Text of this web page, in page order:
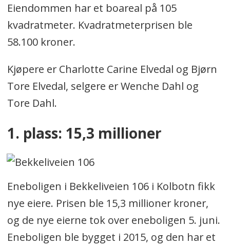
Eiendommen har et boareal på 105
kvadratmeter. Kvadratmeterprisen ble
58.100 kroner.
Kjøpere er Charlotte Carine Elvedal og Bjørn
Tore Elvedal, selgere er Wenche Dahl og
Tore Dahl.
1. plass: 15,3 millioner
Eneboligen i Bekkeliveien 106 i Kolbotn fikk
nye eiere. Prisen ble 15,3 millioner kroner,
og de nye eierne tok over eneboligen 5. juni.
Eneboligen ble bygget i 2015, og den har et